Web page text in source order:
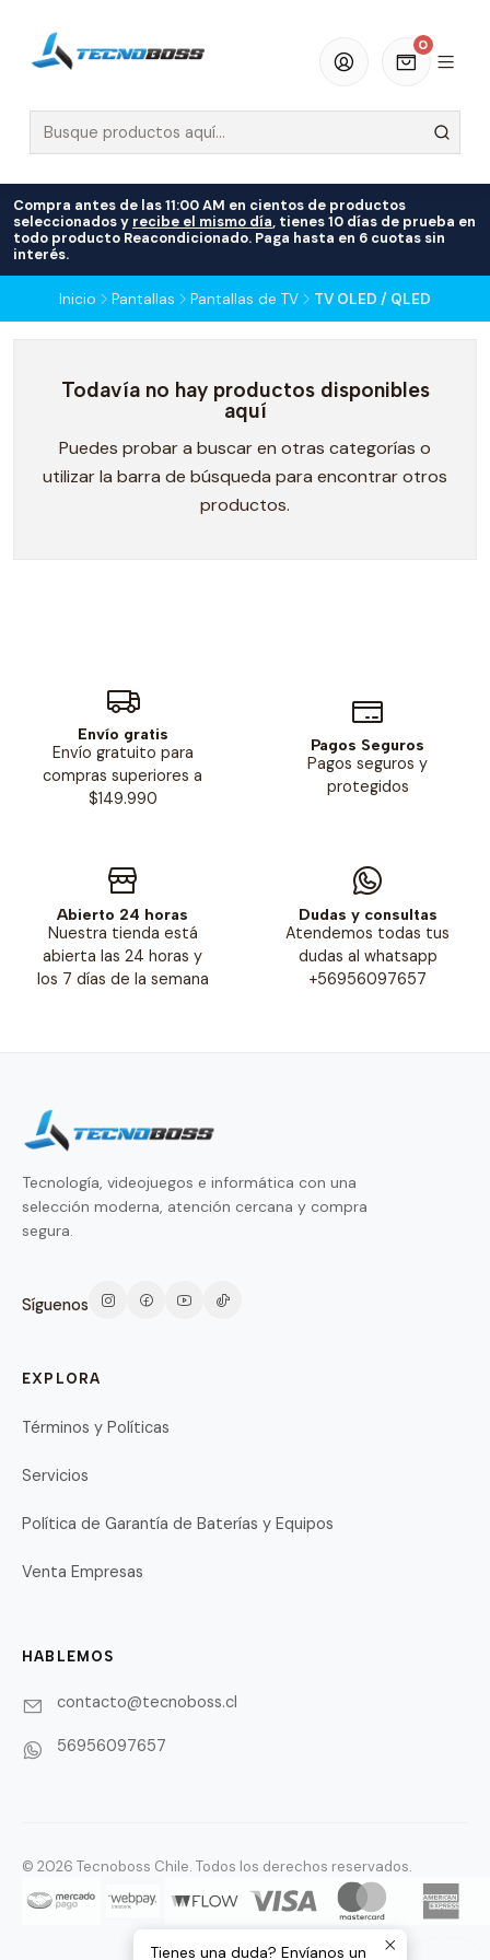
0
Compra antes de las 11:00 AM en cientos de productos
seleccionados y recibe el mismo día, tienes 10 días de prueba en
todo producto Reacondicionado. Paga hasta en 6 cuotas sin
interés.
Inicio Pantallas Pantallas de TV TV OLED / QLED
Todavía no hay productos disponibles
aquí
Puedes probar a buscar en otras categorías o
utilizar la barra de búsqueda para encontrar otros
productos.
Envío gratis
Envío gratuito para
compras superiores a
$149.990
Pagos Seguros
Pagos seguros y
protegidos
Abierto 24 horas
Nuestra tienda está
abierta las 24 horas y
los 7 días de la semana
Dudas y consultas
Atendemos todas tus
dudas al whatsapp
+56956097657
Tecnología, videojuegos e informática con una
selección moderna, atención cercana y compra
segura.
Síguenos
EXPLORA
Términos y Políticas
Servicios
Política de Garantía de Baterías y Equipos
Venta Empresas
HABLEMOS
contacto@tecnoboss.cl
56956097657
© 2026 Tecnoboss Chile. Todos los derechos reservados.
Tienes una duda? Envíanos un